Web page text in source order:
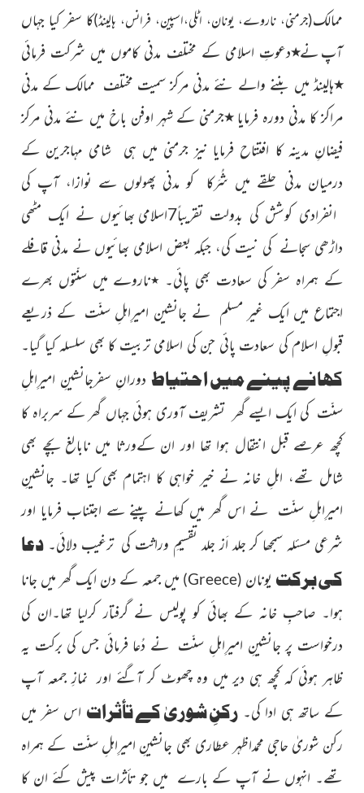
ممالک(جرمنی، ناروے، یونان، اٹلی،اسپین، فرانس، ہالینڈ)کا سفر کیا جہاں
آپنے٭دعوتِ اسلامی کے مختلف مدنی کاموں میں شرکت فرمائی
٭ہالینڈ میں بننے والے نئے مدنی مرکز سمیت مختلف ممالک کے مدنی
مراکز کا مدنی دورہ فرمایا٭جرمنی کے شہر اوفن باخ میں نئے مدنی مرکز
فیضانِ مدینہ کا افتتاح فرمایا نیز جرمنی میں ہی شامی مہاجرین کے
درمیان مدنی حلقے میں شُرَکا کو مدنی پھولوں سے نوازا، آپ کی
انفرادی کوشش کی بدولت تقریباً7اسلامی بھائیوں نے ایک مٹھی
داڑھی سجانے کی نیت کی، جبکہ بعض اسلامی بھائیوں نے مدنی قافلے
کے ہمراہ سفر کی سعادت بھی پائی۔ ٭ناروے میں سنّتوں بھرے
اجتماع میں ایک غیر مسلم نے جانشین امیرِاہلِ سنّت کے ذریعے
قبولِ اسلام کی سعادت پائی جن کی اسلامی تربیت کا بھی سلسلہ کیا گیا۔
کھانے پینے میں احتیاط دورانِ سفرجانشینِ امیرِاہلِ
سنّت کی ایک ایسے گھر تشریف آوری ہوئی جہاں گھر کے سربراہ کا
کچھ عرصے قبل انتقال ہوا تھا اور ان کےورثا میں نابالغ بچے بھی
شامل تھے، اہلِ خانہ نے خیر خواہی کا اہتمام بھی کیا تھا۔ جانشینِ
امیرِاہلِ سنّت نے اس گھر میں کھانے پینے سے اجتناب فرمایا اور
شرعی مسئلہ سمجھا کر جلد اَز جلد تقسیمِ وراثت کی ترغیب دلائی۔ دعا
کی برکت یونان (
Greece
) میں جمعہ کے دن ایک گھر میں جانا
ہوا۔ صاحبِ خانہ کے بھائی کو پولیس نے گرفتار کرلیا تھا۔ان کی
درخواست پر جانشینِ امیرِاہلِ سنّت نے دُعا فرمائی جس کی برکت یہ
ظاہر ہوئی کہ کچھ ہی دیر میں وہ چھوٹ کر آگئے اور نمازِ جمعہ آپ
کے ساتھ ہی ادا کی۔ رکنِ شوریٰ کے تأثرات اس سفر میں
رکن شوریٰ حاجی محمداظہر عطاری بھی جانشینِ امیرِاہلِ سنّت کے ہمراہ
تھے۔ انہوں نے آپ کے بارے میں جو تأثرات پیش کئے ان کا